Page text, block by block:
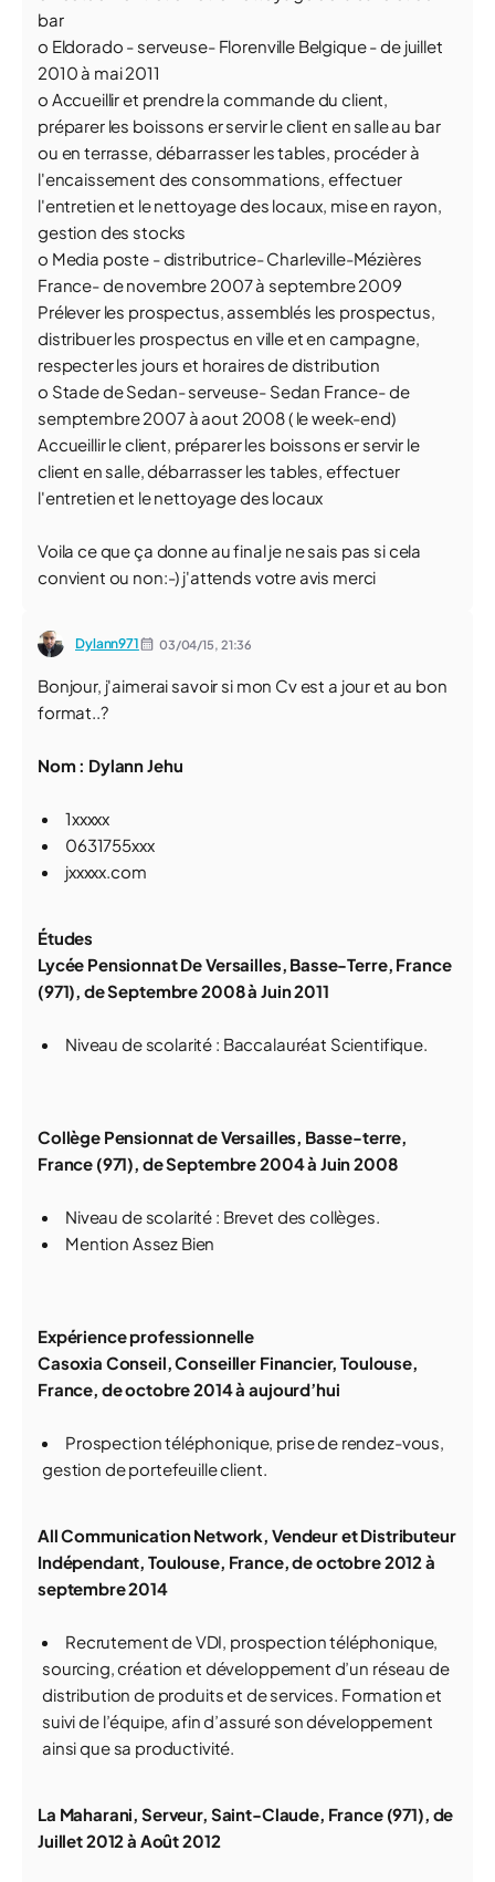
bar
o Eldorado - serveuse- Florenville Belgique - de juillet
2010 à mai 2011
o Accueillir et prendre la commande du client,
préparer les boissons er servir le client en salle au bar
ou en terrasse, débarrasser les tables, procéder à
l'encaissement des consommations, effectuer
l'entretien et le nettoyage des locaux, mise en rayon,
gestion des stocks
o Media poste - distributrice- Charleville-Mézières
France- de novembre 2007 à septembre 2009
Prélever les prospectus, assemblés les prospectus,
distribuer les prospectus en ville et en campagne,
respecter les jours et horaires de distribution
o Stade de Sedan- serveuse- Sedan France- de
semptembre 2007 à aout 2008 ( le week-end)
Accueillir le client, préparer les boissons er servir le
client en salle, débarrasser les tables, effectuer
l'entretien et le nettoyage des locaux
Voila ce que ça donne au final je ne sais pas si cela
convient ou non:-) j'attends votre avis merci
Dylann971 03/04/15, 21:36
Bonjour, j'aimerai savoir si mon Cv est a jour et au bon
format..?
Nom : Dylann Jehu
1xxxxx
0631755xxx
jxxxxx.com
Études
Lycée Pensionnat De Versailles, Basse-Terre, France
(971), de Septembre 2008 à Juin 2011
Niveau de scolarité : Baccalauréat Scientifique.
Collège Pensionnat de Versailles, Basse-terre,
France (971), de Septembre 2004 à Juin 2008
Niveau de scolarité : Brevet des collèges.
Mention Assez Bien
Expérience professionnelle
Casoxia Conseil, Conseiller Financier, Toulouse,
France, de octobre 2014 à aujourd’hui
Prospection téléphonique, prise de rendez-vous,
gestion de portefeuille client.
All Communication Network, Vendeur et Distributeur
Indépendant, Toulouse, France, de octobre 2012 à
septembre 2014
Recrutement de VDI, prospection téléphonique,
sourcing, création et développement d’un réseau de
distribution de produits et de services. Formation et
suivi de l’équipe, afin d’assuré son développement
ainsi que sa productivité.
La Maharani, Serveur, Saint-Claude, France (971), de
Juillet 2012 à Août 2012